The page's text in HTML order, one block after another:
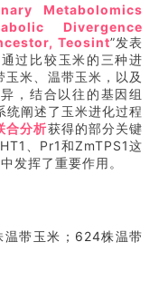
Metabolomics
Divergence
Teosint”发表
过比较玉米的三种进
米、温带玉米，以及
，结合以往的基因组
统阐述了玉米进化过程
合分析获得的部分关键
、Pr1和ZmTPS1这
发挥了重要作用。
温带玉米；624株温带